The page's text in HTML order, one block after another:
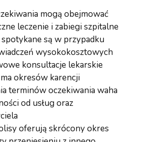
mogą obejmować
leczenie i zabiegi szpitalne
spotykane są w przypadku
wysokokosztowych
konsultacje lekarskie
okresów karencji
terminów oczekiwania waha
od usług oraz
oferują skrócony okres